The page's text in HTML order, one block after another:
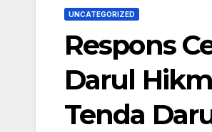
UNCATEGORIZED
Respons
Darul
Tenda